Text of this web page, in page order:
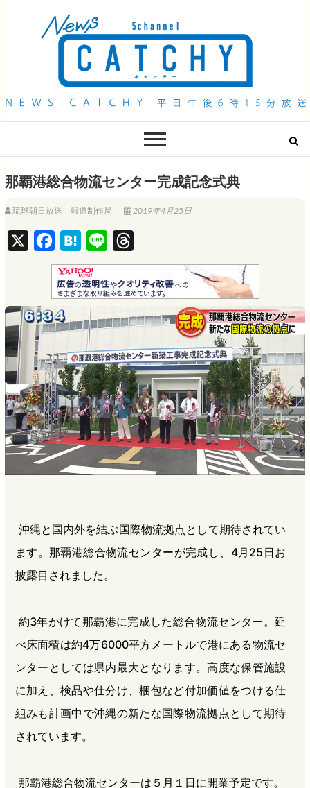
QAB NEWS Headline
那覇港総合物流センター完成記念式典
琉球朝日放送 報道制作局 2019年4月25日
a
c
e
b
o
k
H
a
t
e
n
i
n
e
h
r
e
a
s
沖縄と国内外を結ぶ国際物流拠点として期待されてい
ます。那覇港総合物流センターが完成し、4月25日お
披露目されました。
約3年かけて那覇港に完成した総合物流センター。延
べ床面積は約4万6000平方メートルで港にある物流セ
ンターとしては県内最大となります。高度な保管施設
に加え、検品や仕分け、梱包など付加価値をつける仕
組みも計画中で沖縄の新たな国際物流拠点として期待
されています。
那覇港総合物流センターは５月１日に開業予定です。